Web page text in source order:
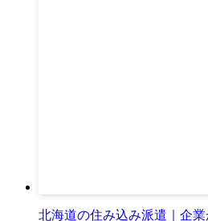
北海道の住み込み派遣｜企